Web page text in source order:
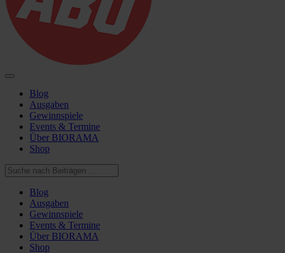
Blog
Ausgaben
Gewinnspiele
Events & Termine
Über BIORAMA
Shop
Blog
Ausgaben
Gewinnspiele
Events & Termine
Über BIORAMA
Shop